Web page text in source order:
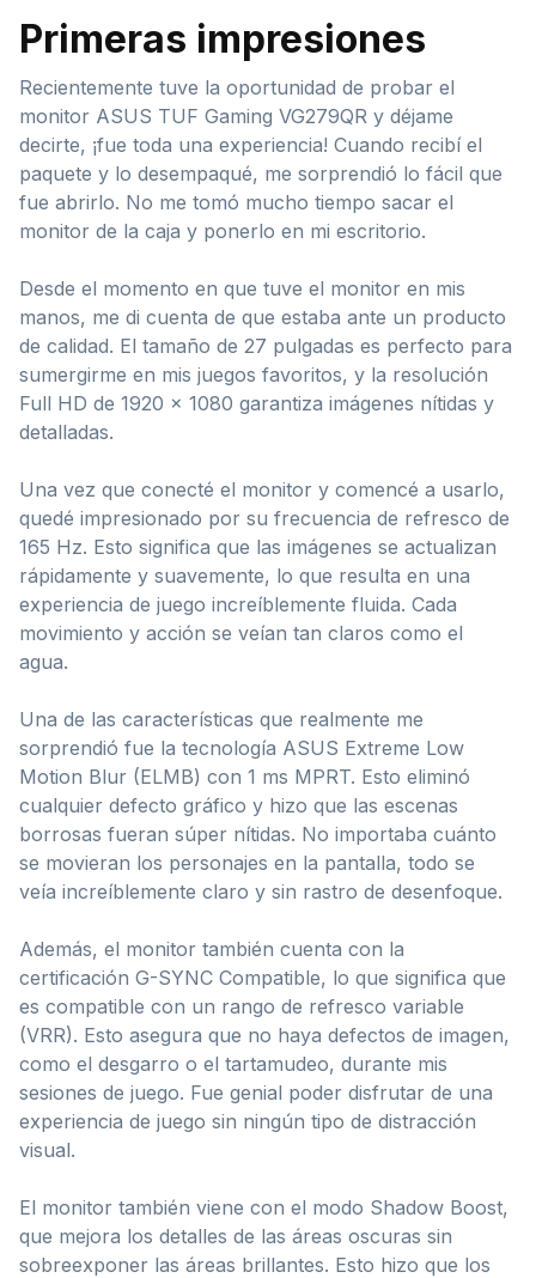
Primeras impresiones
Recientemente tuve la oportunidad de probar el
monitor ASUS TUF Gaming VG279QR y déjame
decirte, ¡fue toda una experiencia! Cuando recibí el
paquete y lo desempaqué, me sorprendió lo fácil que
fue abrirlo. No me tomó mucho tiempo sacar el
monitor de la caja y ponerlo en mi escritorio.
Desde el momento en que tuve el monitor en mis
manos, me di cuenta de que estaba ante un producto
de calidad. El tamaño de 27 pulgadas es perfecto para
sumergirme en mis juegos favoritos, y la resolución
Full HD de 1920 x 1080 garantiza imágenes nítidas y
detalladas.
Una vez que conecté el monitor y comencé a usarlo,
quedé impresionado por su frecuencia de refresco de
165 Hz. Esto significa que las imágenes se actualizan
rápidamente y suavemente, lo que resulta en una
experiencia de juego increíblemente fluida. Cada
movimiento y acción se veían tan claros como el
agua.
Una de las características que realmente me
sorprendió fue la tecnología ASUS Extreme Low
Motion Blur (ELMB) con 1 ms MPRT. Esto eliminó
cualquier defecto gráfico y hizo que las escenas
borrosas fueran súper nítidas. No importaba cuánto
se movieran los personajes en la pantalla, todo se
veía increíblemente claro y sin rastro de desenfoque.
Además, el monitor también cuenta con la
certificación G-SYNC Compatible, lo que significa que
es compatible con un rango de refresco variable
(VRR). Esto asegura que no haya defectos de imagen,
como el desgarro o el tartamudeo, durante mis
sesiones de juego. Fue genial poder disfrutar de una
experiencia de juego sin ningún tipo de distracción
visual.
El monitor también viene con el modo Shadow Boost,
que mejora los detalles de las áreas oscuras sin
sobreexponer las áreas brillantes. Esto hizo que los